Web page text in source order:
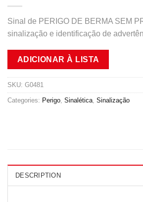
Sinal de PERIGO DE BERMA SEM
sinalização e identificação de
ADICIONAR À LISTA
SKU: G0481
Categories: Perigo Sinalética Sinalização
DESCRIPTION